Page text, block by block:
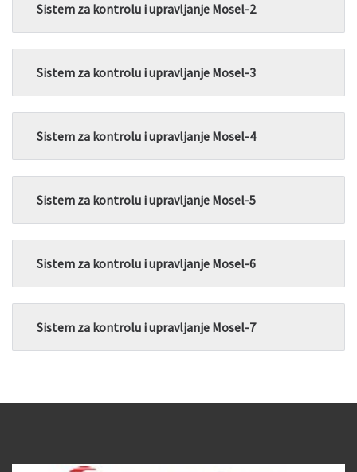
Sistem za kontrolu i upravljanje Mosel-2
Sistem za kontrolu i upravljanje Mosel-3
Sistem za kontrolu i upravljanje Mosel-4
Sistem za kontrolu i upravljanje Mosel-5
Sistem za kontrolu i upravljanje Mosel-6
Sistem za kontrolu i upravljanje Mosel-7